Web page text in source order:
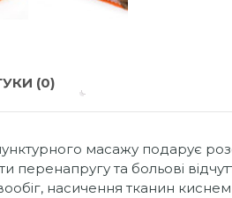
(0)
масажу подарує
перенапругу та больові
насичення тканин